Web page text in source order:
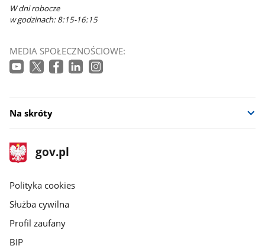
W dni robocze
w godzinach: 8:15-16:15
MEDIA SPOŁECZNOŚCIOWE:
Na skróty
stopka
gov.pl
Strona
gov.pl
gov.pl
Polityka cookies
Służba cywilna
Profil zaufany
BIP